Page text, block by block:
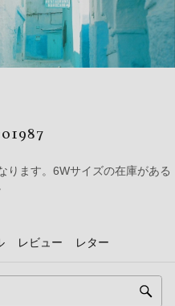
ります。6Wサイズの在庫がある
レビュー レター